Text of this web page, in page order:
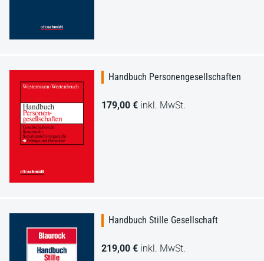
Handbuch Personengesellschaften
179,00 € inkl. MwSt.
Handbuch Stille Gesellschaft
219,00 € inkl. MwSt.